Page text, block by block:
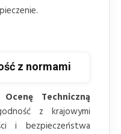
z normami
Techniczną
z krajowymi
i bezpieczeństwa